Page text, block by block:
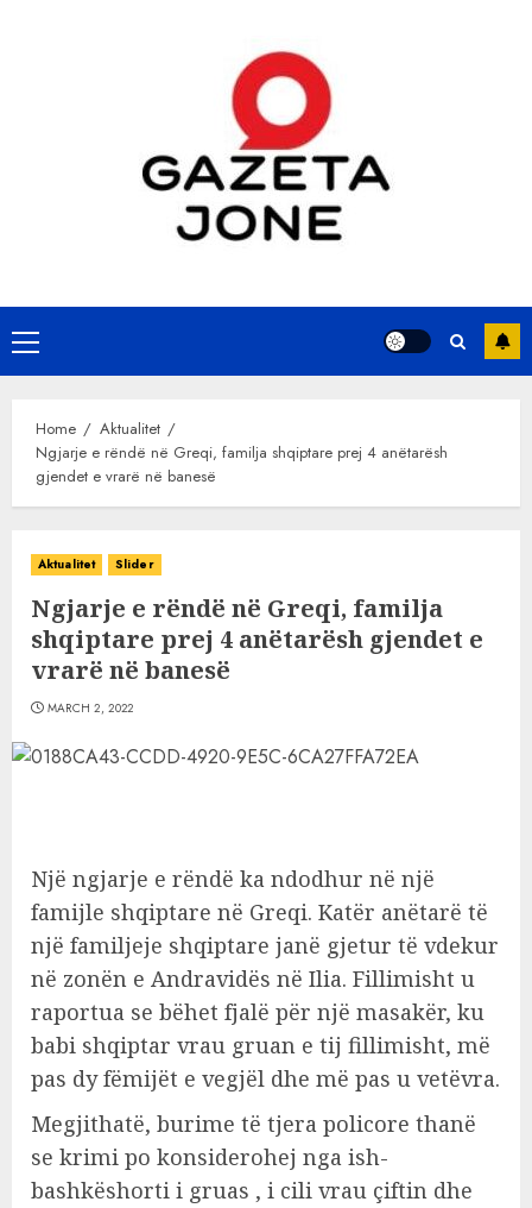
Primary
Menu
Home
Aktualitet
Ngjarje e rëndë në Greqi, familja shqiptare prej 4 anëtarësh
gjendet e vrarë në banesë
Aktualitet Slider
Ngjarje e rëndë në Greqi, familja
shqiptare prej 4 anëtarësh gjendet e
vrarë në banesë
MARCH 2, 2022
Një ngjarje e rëndë ka ndodhur në një
famijle shqiptare në Greqi. Katër anëtarë të
një familjeje shqiptare janë gjetur të vdekur
në zonën e Andravidës në Ilia. Fillimisht u
raportua se bëhet fjalë për një masakër, ku
babi shqiptar vrau gruan e tij fillimisht, më
pas dy fëmijët e vegjël dhe më pas u vetëvra.
Megjithatë, burime të tjera policore thanë
se krimi po konsiderohej nga ish-
bashkëshorti i gruas , i cili vrau çiftin dhe